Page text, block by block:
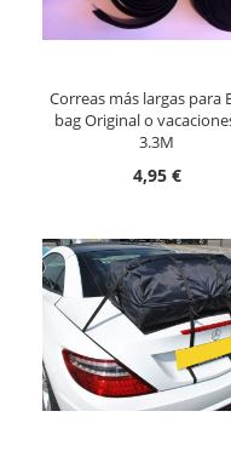
Correas más largas para
bag Original o
3.3M
4,95 €